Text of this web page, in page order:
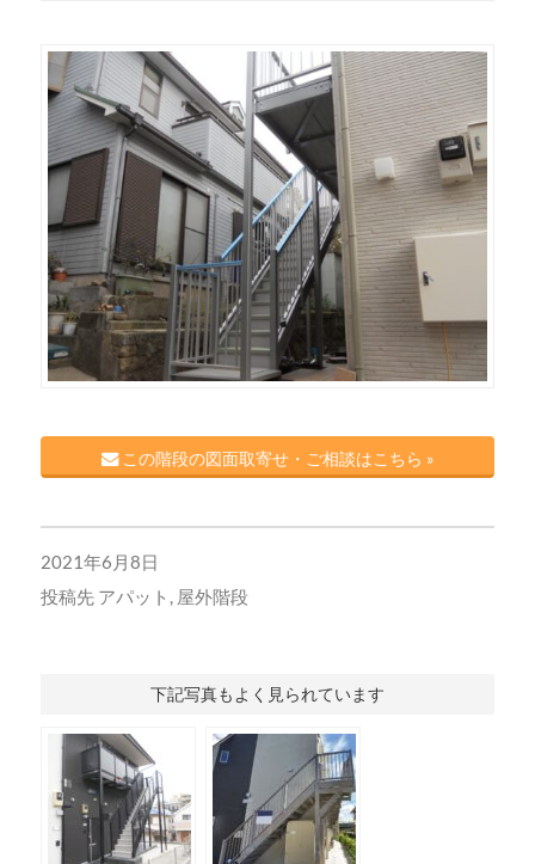
この階段の図面取寄せ・ご相談はこちら »
2021年6月8日
投稿先 アパット , 屋外階段
下記写真もよく見られています